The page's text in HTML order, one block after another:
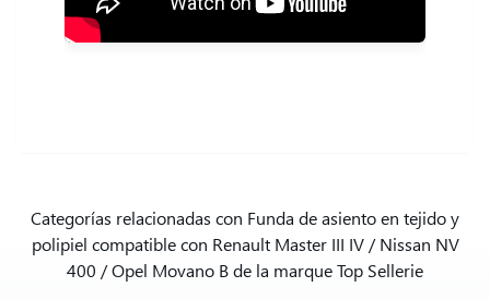
Categorías relacionadas con Funda de asiento en tejido y
polipiel compatible con Renault Master III IV / Nissan NV
400 / Opel Movano B de la marque Top Sellerie